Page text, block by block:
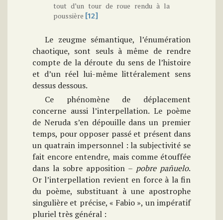
tout d’un tour de roue rendu à la
poussière [12]
Le zeugme sémantique, l’énumération
chaotique, sont seuls à même de rendre
compte de la déroute du sens de l’histoire
et d’un réel lui-même littéralement sens
dessus dessous.
Ce phénomène de déplacement
concerne aussi l’interpellation. Le poème
de Neruda s’en dépouille dans un premier
temps, pour opposer passé et présent dans
un quatrain impersonnel : la subjectivité se
fait encore entendre, mais comme étouffée
dans la sobre apposition – pobre pañuelo.
Or l’interpellation revient en force à la fin
du poème, substituant à une apostrophe
singulière et précise, « Fabio », un impératif
pluriel très général :